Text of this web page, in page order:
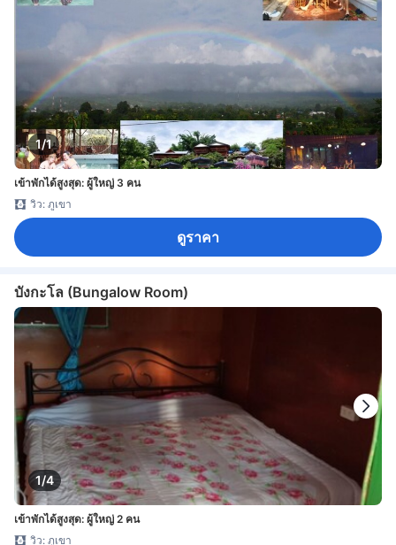
1/1
เข้าพักได้สูงสุด: ผู้ใหญ่ 3 คน
วิว: ภูเขา
ดูราคา
บังกะโล (Bungalow Room)
1/4
เข้าพักได้สูงสุด: ผู้ใหญ่ 2 คน
วิว: ภูเขา